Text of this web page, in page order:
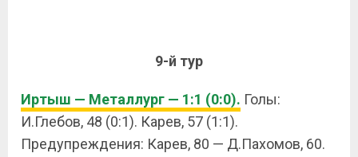
9-й тур
Иртыш — Металлург — 1:1 (0:0). Голы:
И.Глебов, 48 (0:1). Карев, 57 (1:1).
Предупреждения: Карев, 80 — Д.Пахомов, 60.